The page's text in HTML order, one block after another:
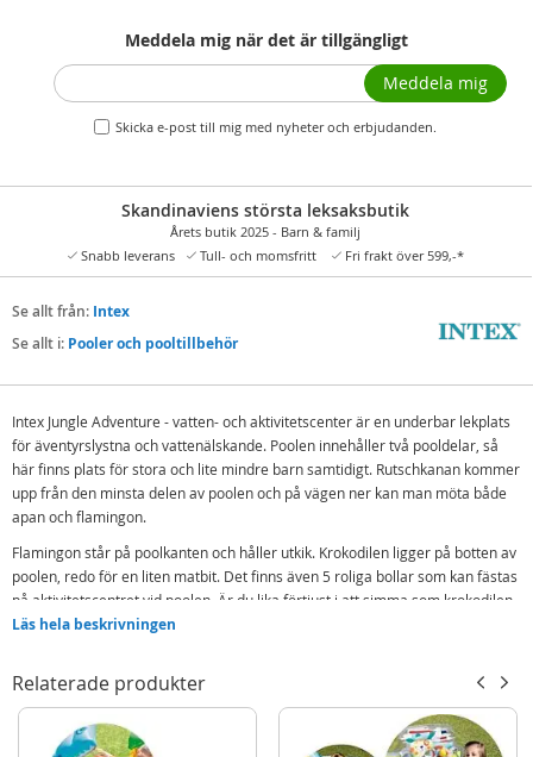
Meddela mig när det är tillgängligt
Skicka e-post till mig med nyheter och erbjudanden.
Meddela mig
Skandinaviens största leksaksbutik
Årets butik 2025 - Barn & familj
Snabb leverans
Tull- och momsfritt Fri frakt över 599,-*
Se allt från: Intex
Se allt i: Pooler och pooltillbehör
Intex Jungle Adventure - vatten- och aktivitetscenter är en underbar lekplats
för äventyrslystna och vattenälskande. Poolen innehåller två pooldelar, så
här finns plats för stora och lite mindre barn samtidigt. Rutschkanan kommer
upp från den minsta delen av poolen och på vägen ner kan man möta både
apan och flamingon.
Flamingon står på poolkanten och håller utkik. Krokodilen ligger på botten av
poolen, redo för en liten matbit. Det finns även 5 roliga bollar som kan fästas
på aktivitetscentret vid poolen. Är du lika förtjust i att simma som krokodilen
och flodhästen? Fäst vattenslangen i anslutningen så får du en rolig fontän
Kapacitet: totalt 550 liter
Rutschbana med landningsmatta
Med uppblåsbara djur och aktiviteter
Läs hela beskrivningen
Relaterade produkter